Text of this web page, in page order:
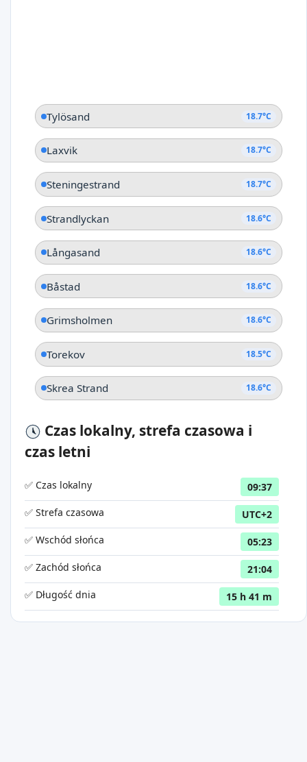
Tylösand 18.7°C
Laxvik 18.7°C
Steningestrand 18.7°C
Strandlyckan 18.6°C
Långasand 18.6°C
Båstad 18.6°C
Grimsholmen 18.6°C
Torekov 18.5°C
Skrea Strand 18.6°C
Czas lokalny, strefa czasowa i
czas letni
✅ Czas lokalny
09:37
✅ Strefa czasowa
UTC+2
✅ Wschód słońca
05:23
✅ Zachód słońca
21:04
✅ Długość dnia
15 h 41 m